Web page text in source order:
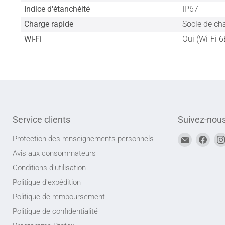
Indice d'étanchéité
IP67
Charge rapide
Socle de
Wi-Fi
Oui (Wi-Fi
Service clients
Protection des renseignements personnels
Avis aux consommateurs
Conditions d'utilisation
Politique d'expédition
Politique de remboursement
Politique de confidentialité
Suivez-
Trouvez-